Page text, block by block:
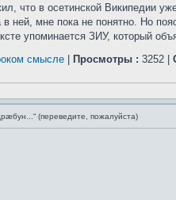
что в осетинской Википедии
ней, мне пока не понятно. Но
упоминается ЗИУ, который
смысле Просмотры : 3252 |
(переведите, пожалуйста)